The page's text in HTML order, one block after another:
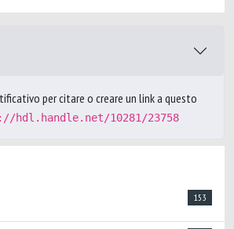
per citare o creare un link a questo
hdl.handle.net/10281/23758
153